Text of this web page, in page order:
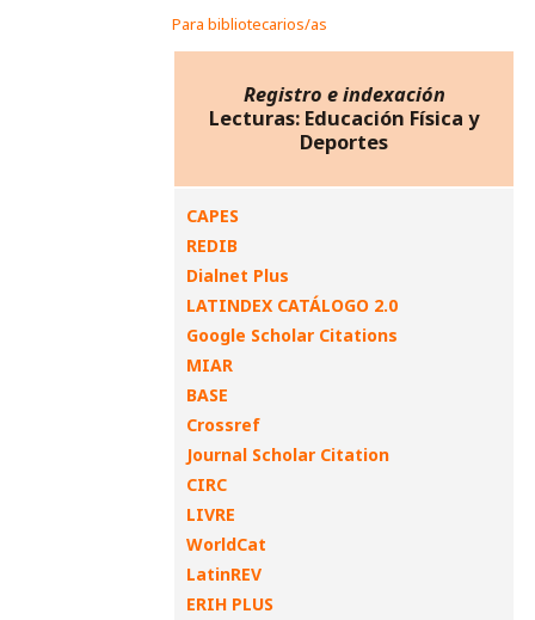
Para bibliotecarios/as
Registro e indexación
Lecturas: Educación Física y
Deportes
CAPES
REDIB
Dialnet Plus
LATINDEX CATÁLOGO 2.0
Google Scholar Citations
MIAR
BASE
Crossref
Journal Scholar Citation
CIRC
LIVRE
WorldCat
LatinREV
ERIH PLUS